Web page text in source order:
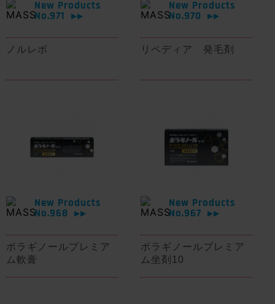
New Products
No.971
▶▶
ノルレボ
New Products
No.970
▶▶
リペディア 発毛剤
New Products
No.968
▶▶
ボラギノールプレミア
ム軟膏
New Products
No.967
▶▶
ボラギノールプレミア
ム坐剤10